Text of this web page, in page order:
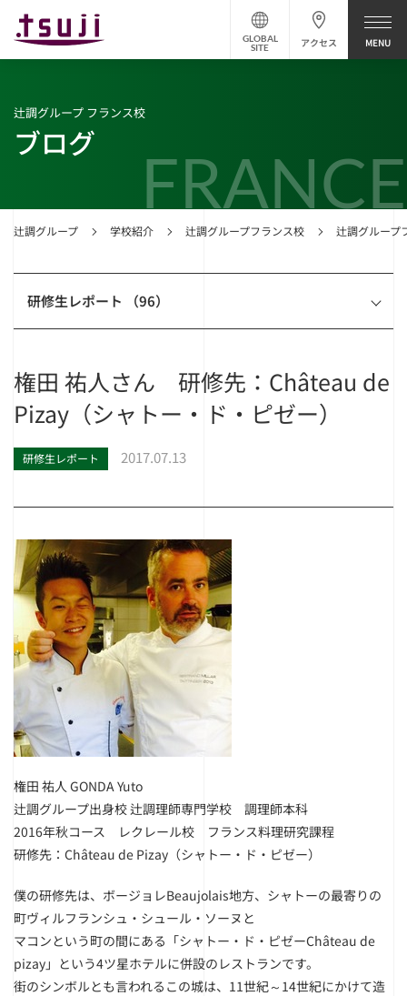
アクセス
GLOBAL
SITE
FRANCE
辻調グループ 学校紹介 辻調グループフランス校 辻調グループ
辻調グループ フランス校
ブログ
研修生レポート （96）
権田 祐人さん 研修先：Château de
Pizay（シャトー・ド・ピゼー）
研修生レポート 2017.07.13
権田 祐人 GONDA Yuto
辻調グループ出身校 辻調理師専門学校 調理師本科
2016年秋コース レクレール校 フランス料理研究課程
研修先：Château de Pizay（シャトー・ド・ピゼー）
僕の研修先は、ボージョレBeaujolais地方、シャトーの最寄りの
町ヴィルフランシュ・シュール・ソーヌと
マコンという町の間にある「シャトー・ド・ピゼーChâteau de
pizay」という4ツ星ホテルに併設のレストランです。
街のシンボルとも言われるこの城は、11世紀～14世紀にかけて造